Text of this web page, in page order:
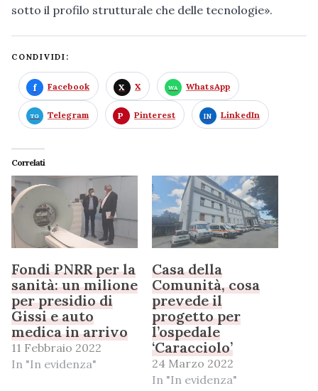
sotto il profilo strutturale che delle tecnologie».
CONDIVIDI:
Facebook X WhatsApp
Telegram Pinterest LinkedIn
Correlati
Fondi PNRR per la
sanità: un milione
per presidio di
Gissi e auto
medica in arrivo
11 Febbraio 2022
In "In evidenza"
Casa della
Comunità, cosa
prevede il
progetto per
l’ospedale
‘Caracciolo’
24 Marzo 2022
In "In evidenza"